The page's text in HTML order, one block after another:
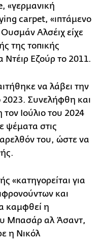
«γερμανική
carpet, «ιπτάμενο
Αλσέιχ είχε
της τοπικής
Ντέιρ Εζούρ το 2011.
να λάβει την
2023. Συνελήφθη και
Ιούλιο του 2024
ψέματα στις
του, ώστε να
«κατηγορείται για
και
καμφθεί η
Μπασάρ αλ Άσαντ,
η Νικόλ